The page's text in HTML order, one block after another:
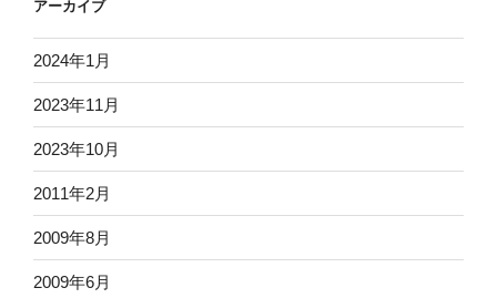
アーカイブ
2024年1月
2023年11月
2023年10月
2011年2月
2009年8月
2009年6月